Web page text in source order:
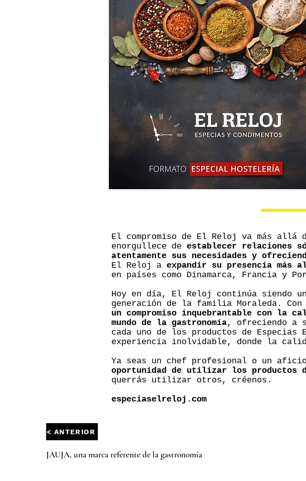
El compromiso de El Reloj va más allá
enorgullece de establecer relaciones
atentamente sus necesidades y
El Reloj a expandir su presencia más
en países como Dinamarca, Francia y
Hoy en día, El Reloj continúa siendo
generación de la familia Moraleda. Con
un compromiso inquebrantable con la
mundo de la gastronomía, ofreciendo a
cada uno de los productos de
experiencia inolvidable, donde la
Ya seas un chef profesional o un
oportunidad de utilizar los productos
querrás utilizar otros, créenos.
especiaselreloj.com
< ANTERIOR
JAUJA, una marca referente de la gastronomía